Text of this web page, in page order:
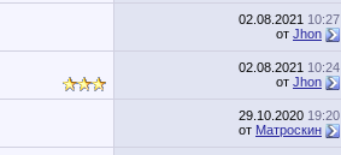
02.08.2021 10:27
от Jhon
02.08.2021 10:24
от Jhon
29.10.2020 19:20
от Матроскин